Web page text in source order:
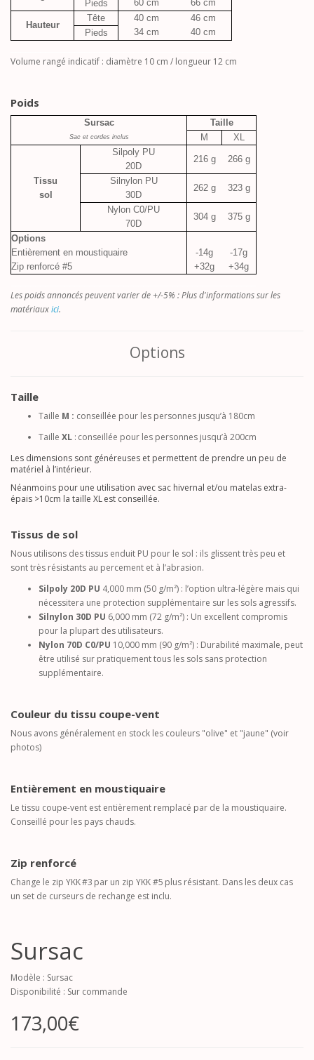
Pieds 60 cm 66 cm
Hauteur
Tête 40 cm
46 cm
Pieds
34 cm
40 cm
Volume rangé indicatif : diamètre 10 cm / longueur 12 cm
Poids
Sursac Taille
Sac et cordes inclus M XL
Tissu
sol
Silpoly PU
20D
216 g 266 g
Silnylon PU
30D
262 g 323 g
Nylon C0/PU
70D
304 g 375 g
Options
Entièrement en moustiquaire
-14g
-17g
Zip renforcé #5
+32g
+34g
Les poids annoncés peuvent varier de +/-5% : Plus d'informations sur les
matériauxici.
Options
Taille
Taille M : conseillée pour les personnes jusqu’à 180cm
Taille XL : conseillée pour les personnes jusqu’à 200cm
Les dimensions sont généreuses et permettent de prendre un peu de
matériel à l’intérieur.
Néanmoins pour une utilisation avec sac hivernal et/ou matelas extra-
épais >10cm la taille XL est conseillée.
Tissus de sol
Nous utilisons des tissus enduit PU pour le sol : ils glissent très peu et
sont très résistants au percement et à l’abrasion.
Silpoly 20D PU 4,000 mm (50 g/m²) : l’option ultra-légère mais qui
nécessitera une protection supplémentaire sur les sols agressifs.
Silnylon 30D PU 6,000 mm (72 g/m²) : Un excellent compromis
pour la plupart des utilisateurs.
Nylon 70D C0/PU 10,000 mm (90 g/m²) : Durabilité maximale, peut
être utilisé sur pratiquement tous les sols sans protection
supplémentaire.
Couleur du tissu coupe-vent
Nous avons généralement en stock les couleurs "olive" et "jaune" (voir
photos)
Entièrement en moustiquaire
Le tissu coupe-vent est entièrement remplacé par de la moustiquaire.
Conseillé pour les pays chauds.
Zip renforcé
Change le zip YKK #3 par un zip YKK #5 plus résistant. Dans les deux cas
un set de curseurs de rechange est inclu.
Sursac
Modèle : Sursac
Disponibilité : Sur commande
173,00€